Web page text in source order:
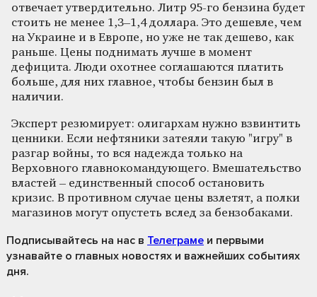
отвечает утвердительно. Литр 95-го бензина будет
стоить не менее 1,3–1,4 доллара. Это дешевле, чем
на Украине и в Европе, но уже не так дешево, как
раньше. Цены поднимать лучше в момент
дефицита. Люди охотнее соглашаются платить
больше, для них главное, чтобы бензин был в
наличии.
Эксперт резюмирует: олигархам нужно взвинтить
ценники. Если нефтяники затеяли такую "игру" в
разгар войны, то вся надежда только на
Верховного главнокомандующего. Вмешательство
властей – единственный способ остановить
кризис. В противном случае цены взлетят, а полки
магазинов могут опустеть вслед за бензобаками.
Подписывайтесь на нас в Телеграме и первыми
узнавайте о главных новостях и важнейших событиях
дня.